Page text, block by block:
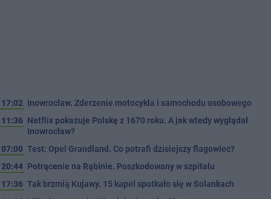
17:02 Inowrocław. Zderzenie motocykla i samochodu osobowego
11:36 Netflix pokazuje Polskę z 1670 roku. A jak wtedy wyglądał
Inowrocław?
07:00 Test: Opel Grandland. Co potrafi dzisiejszy flagowiec?
20:44 Potrącenie na Rąbinie. Poszkodowany w szpitalu
17:36 Tak brzmią Kujawy. 15 kapel spotkało się w Solankach